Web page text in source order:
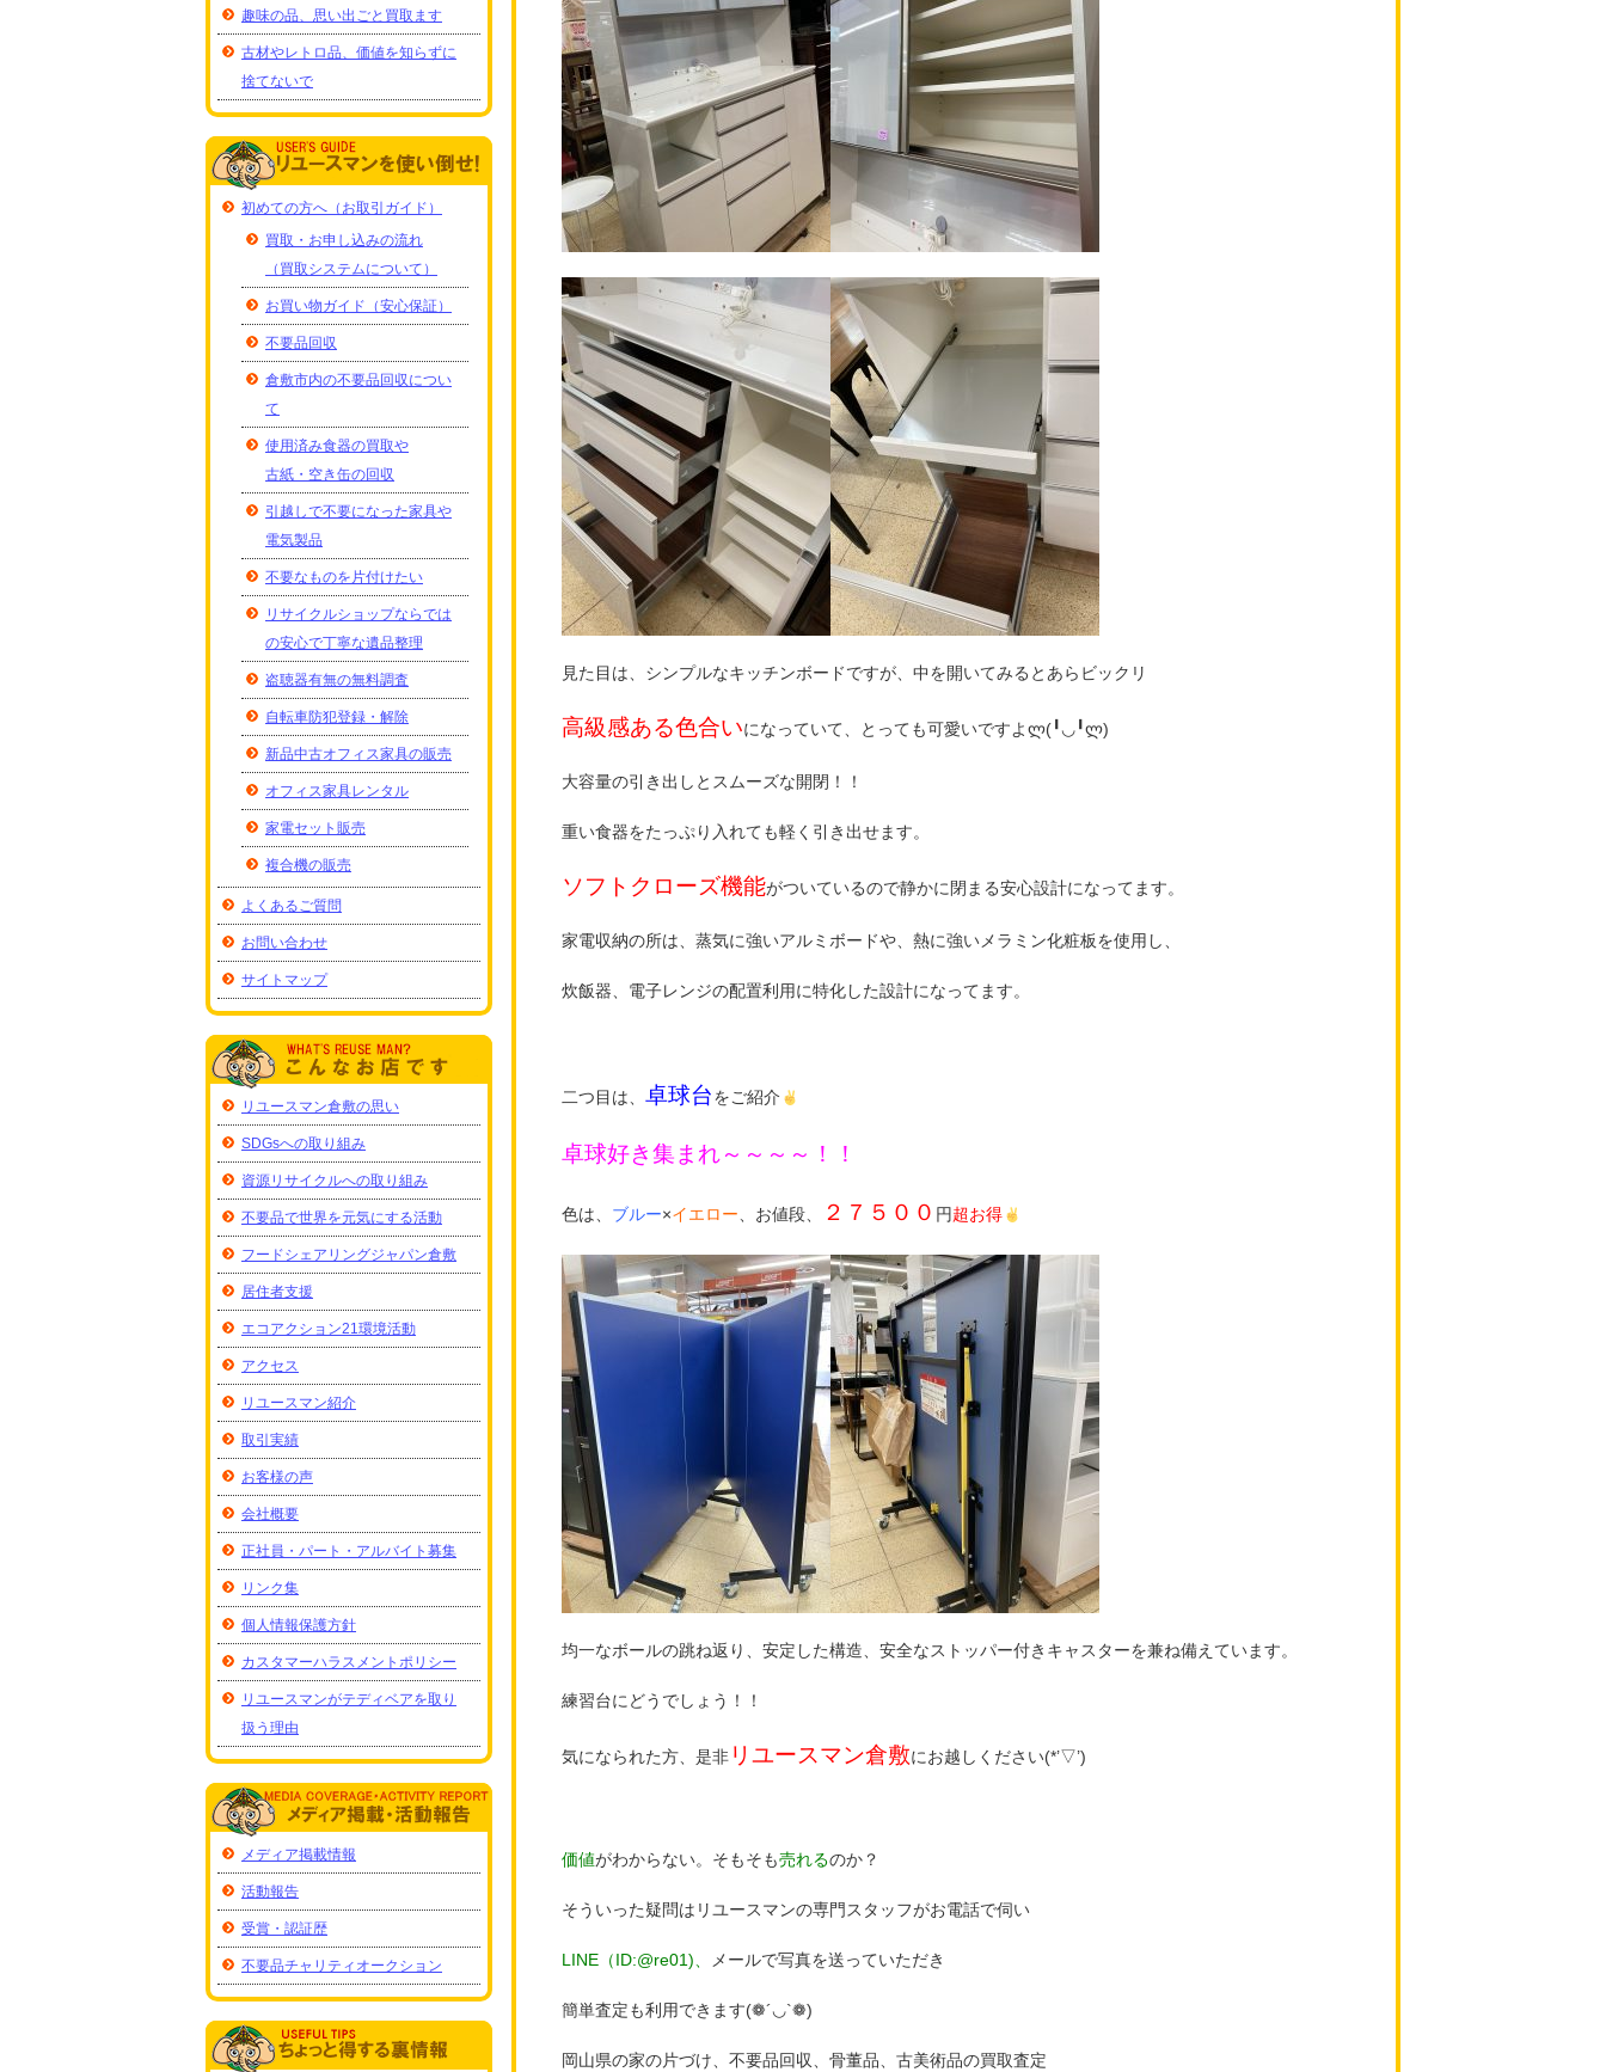
見た目は、シンプルなキッチンボードですが、中を開いてみるとあらビックリ
高級感ある色合いになっていて、とっても可愛いですよლ(╹◡╹ლ)
大容量の引き出しとスムーズな開閉！！
重い食器をたっぷり入れても軽く引き出せます。
ソフトクローズ機能がついているので静かに閉まる安心設計になってます。
家電収納の所は、蒸気に強いアルミボードや、熱に強いメラミン化粧板を使用し、
炊飯器、電子レンジの配置利用に特化した設計になってます。
二つ目は、 卓球台をご紹介
卓球好き集まれ～～～～！！
色は、 ブルー×イエロー、お値段、 ２７５００ 円超お得
均一なボールの跳ね返り、安定した構造、安全なストッパー付きキャスターを兼ね備えています。
練習台にどうでしょう！！
気になられた方、是非 リユースマン倉敷にお越しください(*’▽’)
価値がわからない。そもそも売れるのか？
そういった疑問はリユースマンの専門スタッフがお電話で伺い
LINE（ID:@re01)、 メールで写真を送っていただき
簡単査定も利用できます(❁´◡`❁)
岡山県の家の片づけ、不要品回収、骨董品、古美術品の買取査定
趣味の品、思い出ごと買取ます
古材やレトロ品、価値を知らずに
捨てないで
初めての方へ（お取引ガイド）
買取・お申し込みの流れ
（買取システムについて）
お買い物ガイド（安心保証）
不要品回収
倉敷市内の不要品回収につい
て
使用済み食器の買取や
古紙・空き缶の回収
引越しで不要になった家具や
電気製品
不要なものを片付けたい
リサイクルショップならでは
の安心で丁寧な遺品整理
盗聴器有無の無料調査
自転車防犯登録・解除
新品中古オフィス家具の販売
オフィス家具レンタル
家電セット販売
複合機の販売
よくあるご質問
お問い合わせ
サイトマップ
リユースマン倉敷の思い
SDGsへの取り組み
資源リサイクルへの取り組み
不要品で世界を元気にする活動
フードシェアリングジャパン倉敷
居住者支援
エコアクション21環境活動
アクセス
リユースマン紹介
取引実績
お客様の声
会社概要
正社員・パート・アルバイト募集
リンク集
個人情報保護方針
カスタマーハラスメントポリシー
リユースマンがテディベアを取り
扱う理由
メディア掲載情報
活動報告
受賞・認証歴
不要品チャリティオークション